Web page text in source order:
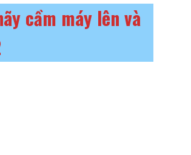
cầm máy lên và